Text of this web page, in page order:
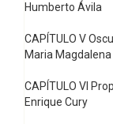
Humberto Ávila
CAPÍTULO V
Maria
CAPÍTULO VI
Enrique Cury